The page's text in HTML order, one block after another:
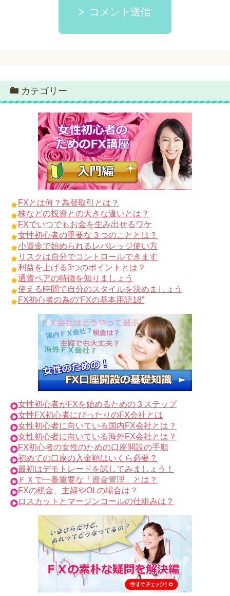
コメント送信
カテゴリー
FXとは何？為替取引とは？
株などの投資との大きな違いとは？
FXでいつでもお金を生み出せるワケ
女性初心者の重要な３つのこととは？
小資金で始められるレバレッジ使い方
リスクは自分でコントロールできます
利益を上げる3つのポイントとは？
通貨ペアの特徴を知りましょう
使える時間で自分のスタイルを決めましょう
FX初心者の為の“FXの基本用語18”
女性初心者がFXを始めるための３ステップ
女性FX初心者にぴったりのFX会社とは
女性初心者に向いている国内FX会社とは？
女性初心者に向いている海外FX会社とは？
FX初心者の女性のための口座開設の手順
初めての口座の入金額はいくら必要？
最初はデモトレードを試してみましょう！
ＦＸで一番重要な「資金管理」とは？
FXの税金、主婦やOLの場合は？
ロスカットとマージンコールの仕組みは？